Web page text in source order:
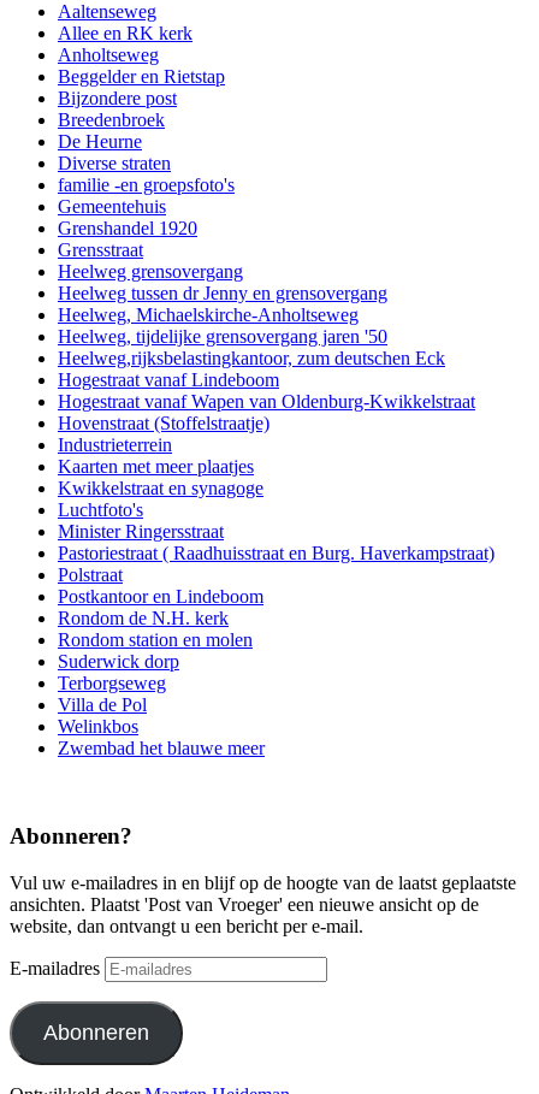
Aaltenseweg
Allee en RK kerk
Anholtseweg
Beggelder en Rietstap
Bijzondere post
Breedenbroek
De Heurne
Diverse straten
familie -en groepsfoto's
Gemeentehuis
Grenshandel 1920
Grensstraat
Heelweg grensovergang
Heelweg tussen dr Jenny en grensovergang
Heelweg, Michaelskirche-Anholtseweg
Heelweg, tijdelijke grensovergang jaren '50
Heelweg,rijksbelastingkantoor, zum deutschen Eck
Hogestraat vanaf Lindeboom
Hogestraat vanaf Wapen van Oldenburg-Kwikkelstraat
Hovenstraat (Stoffelstraatje)
Industrieterrein
Kaarten met meer plaatjes
Kwikkelstraat en synagoge
Luchtfoto's
Minister Ringersstraat
Pastoriestraat ( Raadhuisstraat en Burg. Haverkampstraat)
Polstraat
Postkantoor en Lindeboom
Rondom de N.H. kerk
Rondom station en molen
Suderwick dorp
Terborgseweg
Villa de Pol
Welinkbos
Zwembad het blauwe meer
Abonneren?
Vul uw e-mailadres in en blijf op de hoogte van de laatst geplaatste
ansichten. Plaatst 'Post van Vroeger' een nieuwe ansicht op de
website, dan ontvangt u een bericht per e-mail.
E-mailadres
Abonneren